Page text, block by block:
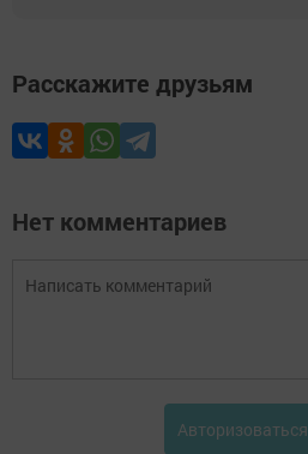
Расскажите друзьям
Нет комментариев
Авторизоваться